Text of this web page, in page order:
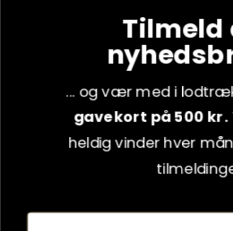
SPOTPRIS
Vejl. udsalgspris:
VÆLG
SPAR 370 KR.
Tilmeld
... og vær med i
gavekort på 500 kr.
heldig vinder hver
Fornavn